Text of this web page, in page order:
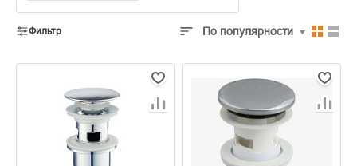
Фильтр По популярности